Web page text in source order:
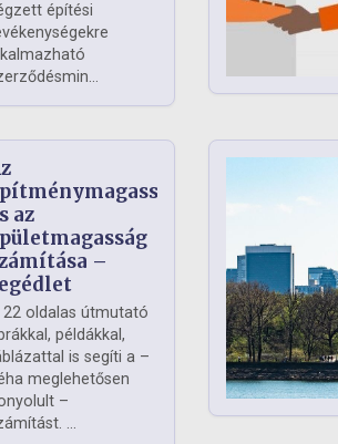
építési
az
–
22 oldalas útmutató
példákkal,
is segíti a –
meglehetősen
–
...